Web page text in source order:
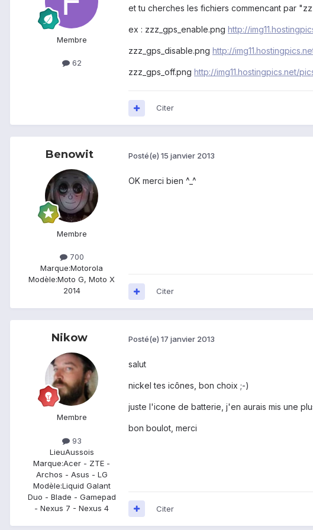
Membre
62
et tu cherches les fichiers commencant par
ex : zzz_gps_enable.png http://
zzz_gps_disable.png http://
zzz_gps_off.png http://img11.hostingpics.net/
Citer
Benowit
Membre
700
Marque:Motorola
Modèle:Moto G, Moto X
2014
Posté(e) 15 janvier 2013
OK merci bien ^_^
Citer
Nikow
Membre
93
LieuAussois
Marque:Acer - ZTE -
Archos - Asus - LG
Modèle:Liquid Galant
Duo - Blade - Gamepad
- Nexus 7 - Nexus 4
Posté(e) 17 janvier 2013
salut
nickel tes icônes, bon choix ;-)
juste l'icone de batterie, j'en aurais mis une
bon boulot, merci
Citer